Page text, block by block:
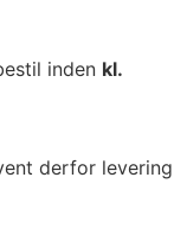
inden kl.
derfor levering